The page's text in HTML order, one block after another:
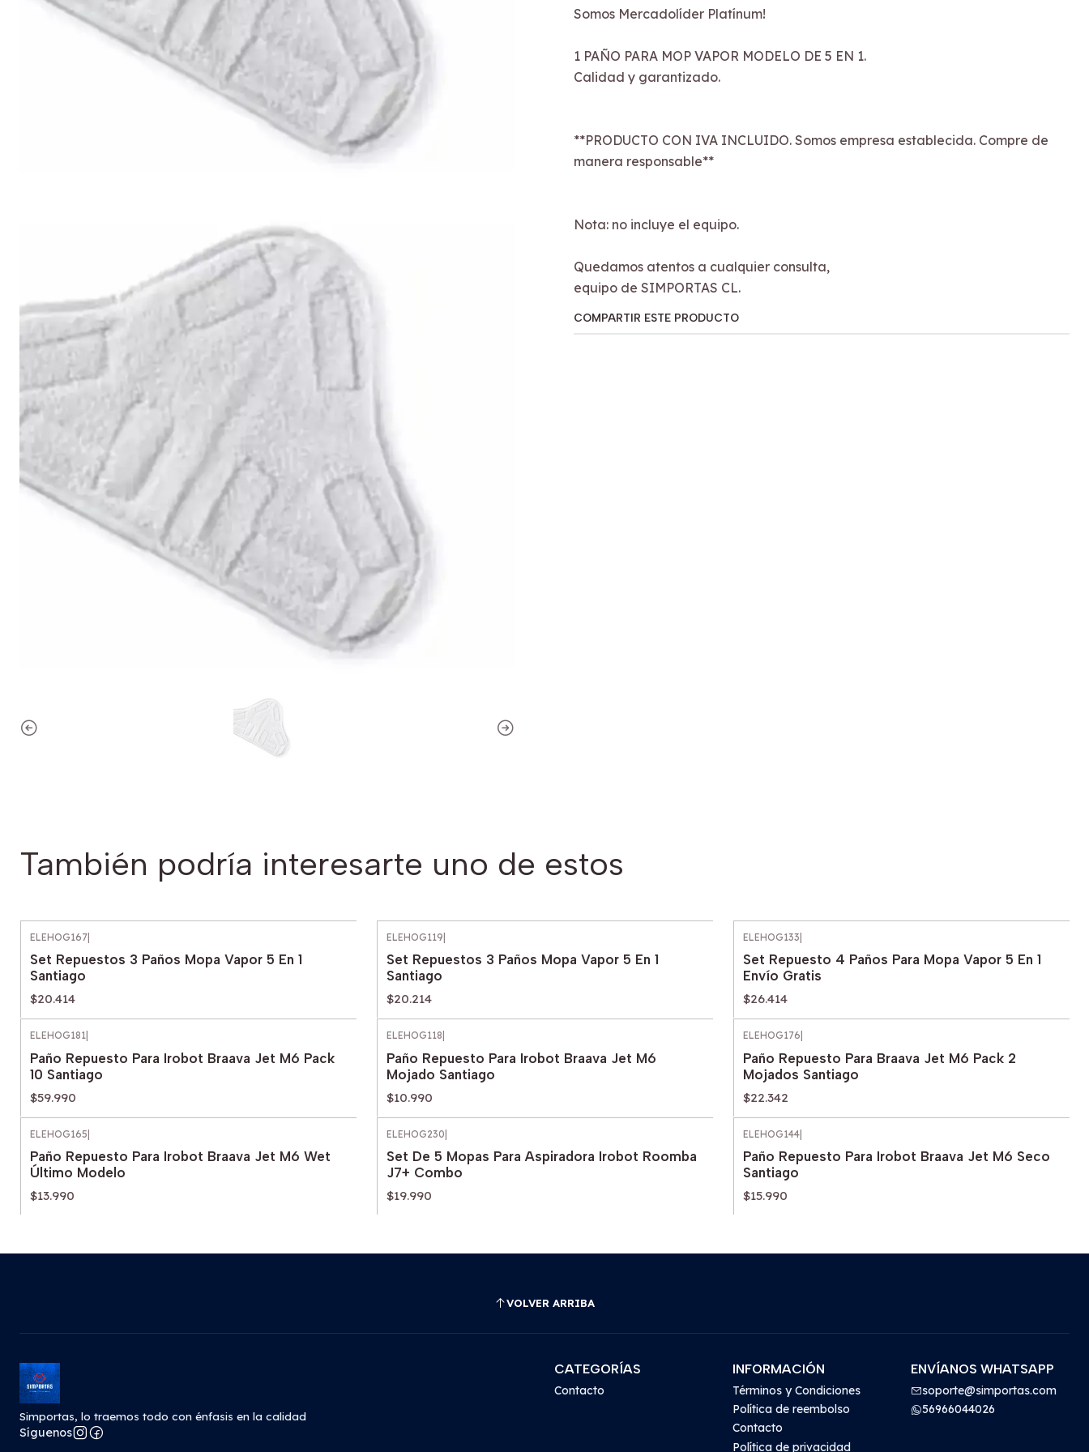
Somos Mercadolíder Platínum!
1 PAÑO PARA MOP VAPOR MODELO DE 5 EN 1.
Calidad y garantizado.
**PRODUCTO CON IVA INCLUIDO. Somos empresa establecida. Compre de
manera responsable**
Nota: no incluye el equipo.
Quedamos atentos a cualquier consulta,
equipo de SIMPORTAS CL.
COMPARTIR ESTE PRODUCTO
También podría interesarte uno de estos
ELEHOG167
Set Repuestos 3 Paños Mopa Vapor 5 En 1
Santiago
$20.414
ELEHOG119
Set Repuestos 3 Paños Mopa Vapor 5 En 1
Santiago
$20.214
ELEHOG133
Set Repuesto 4 Paños Para Mopa Vapor 5 En 1
Envío Gratis
$26.414
ELEHOG181
Paño Repuesto Para Irobot Braava Jet M6 Pack
10 Santiago
$59.990
ELEHOG118
Paño Repuesto Para Irobot Braava Jet M6
Mojado Santiago
$10.990
ELEHOG176
Paño Repuesto Para Braava Jet M6 Pack 2
Mojados Santiago
$22.342
ELEHOG165
Paño Repuesto Para Irobot Braava Jet M6 Wet
Último Modelo
$13.990
ELEHOG230
Set De 5 Mopas Para Aspiradora Irobot Roomba
J7+ Combo
$19.990
ELEHOG144|
Paño Repuesto Para Irobot Braava Jet M6 Seco
Santiago
$15.990
VOLVER ARRIBA
Simportas, lo traemos todo con énfasis en la calidad
Síguenos
CATEGORÍAS
Contacto
INFORMACIÓN
Términos y Condiciones
Política de reembolso
Contacto
Política de privacidad
ENVÍANOS WHATSAPP
soporte@simportas.com
56966044026